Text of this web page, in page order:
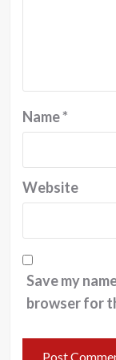
Name*
Website
Save my
browser for